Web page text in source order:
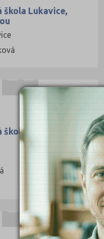
škola Lukavice,
škola Pěčín